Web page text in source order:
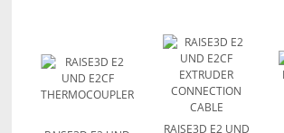
RAISE3D E2 UND